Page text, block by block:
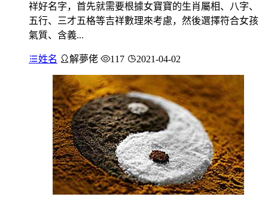
祥好名字，首先就需要根據女寶寶的生肖屬相、八字、
五行、三才五格等吉祥數理來考慮，然後選擇符合女孩
氣質、含義...
姓名 解夢佬 117 2021-04-02